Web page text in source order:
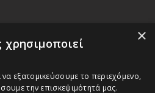
Παπαδάκη 12, T.K.:
×
εξατομικεύσουμε το περιεχόμενο,
την επισκεψιμότητά μας.